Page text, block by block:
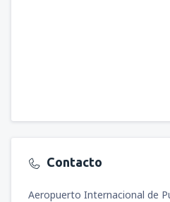
Contacto
Aeropuerto Internacional de